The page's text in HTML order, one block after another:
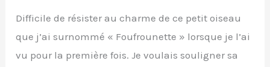
Difficile de résister au charme de ce petit oiseau
que j’ai surnommé « Foufrounette » lorsque je l’ai
vu pour la première fois. Je voulais souligner sa